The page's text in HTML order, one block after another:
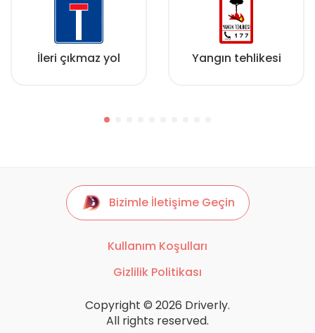
İleri çıkmaz yol Yangın tehlikesi
Bizimle İletişime Geçin
Kullanım Koşulları
Gizlilik Politikası
Copyright © 2026 Driverly.
All rights reserved.